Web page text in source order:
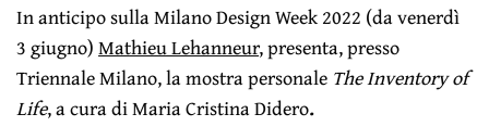
In anticipo sulla Milano Design Week 2022 (da venerdì
3 giugno)Mathieu Lehanneur, presenta, presso
Triennale Milano, la mostra personale The Inventory of
Life, a cura di Maria Cristina Didero.